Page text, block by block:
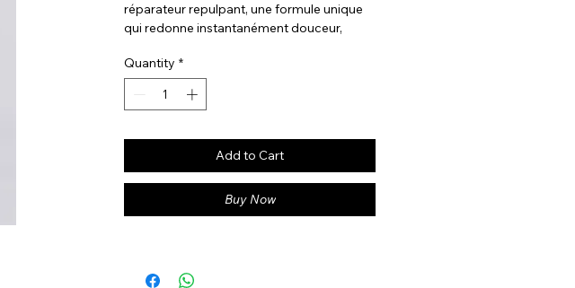
réparateur repulpant, une formule unique
qui redonne instantanément douceur,
délicieux goût fruité, il transforme chaque
application en un moment de plaisir tout en
prenant soin de vos lèvres.
Quantity *
Add to Cart
Buy Now